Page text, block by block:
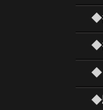
◆
◆
◆
◆